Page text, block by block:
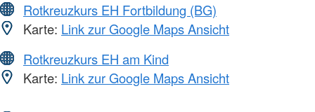
Rotkreuzkurs EH Fortbildung (BG)
Karte: Link zur Google Maps Ansicht
Rotkreuzkurs EH am Kind
Karte: Link zur Google Maps Ansicht